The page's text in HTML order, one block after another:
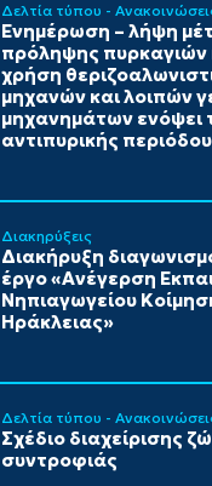
Δελτία τύπου -
Ενημέρωση – λήψη
πρόληψης πυρκαγιών
χρήση
μηχανών και λοιπών
μηχανημάτων ενόψει
αντιπυρικής περιόδου
Διακηρύξεις
Διακήρυξη
έργο «Ανέγερση
Νηπιαγωγείου
Ηράκλειας»
Δελτία τύπου -
Σχέδιο διαχείρισης
συντροφιάς